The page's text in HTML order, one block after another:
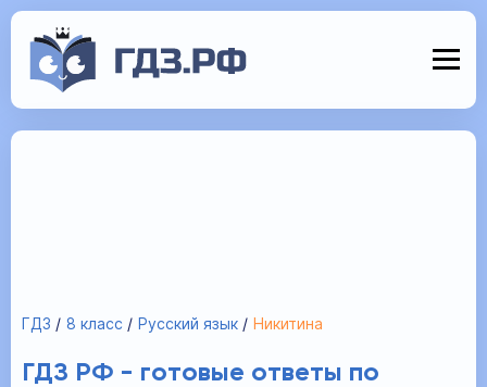
ГДЗ 8 класс Русский язык Никитина
ГДЗ РФ - готовые ответы по